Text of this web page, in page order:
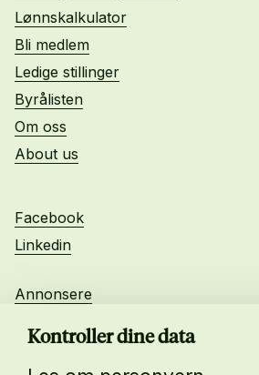
Kontroller dine data
Lønnskalkulator
Bli medlem
Ledige stillinger
Byrålisten
Om oss
About us
Facebook
Linkedin
Annonsere